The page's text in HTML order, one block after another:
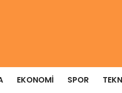
EKONOMI SPOR